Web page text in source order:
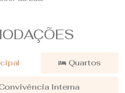
Quartos
Interna